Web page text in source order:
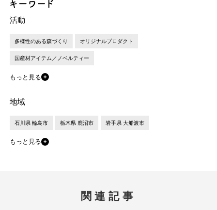
活動
多様性のある森づくり オリジナルプロダクト
国産材アイテム／ノベルティー
もっと見る
地域
石川県 輪島市 栃木県 鹿沼市 岩手県 大船渡市
もっと見る
関連記事